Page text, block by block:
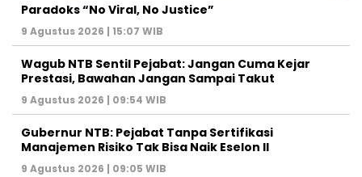
Paradoks “No Viral, No Justice”
9 Agustus 2026 | 15:07 WIB
Wagub NTB Sentil Pejabat: Jangan Cuma Kejar
Prestasi, Bawahan Jangan Sampai Takut
9 Agustus 2026 | 09:54 WIB
Gubernur NTB: Pejabat Tanpa Sertifikasi
Manajemen Risiko Tak Bisa Naik Eselon II
9 Agustus 2026 | 09:05 WIB